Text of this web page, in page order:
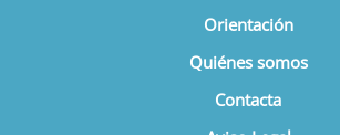
Orientación
Quiénes somos
Contacta